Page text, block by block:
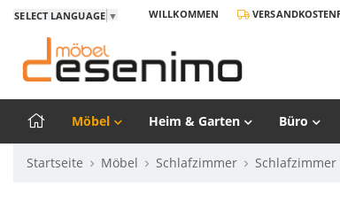
SELECT LANGUAGE ▼ WILLKOMMEN
Möbel Heim & Garten Büro
Startseite Möbel Schlafzimmer Schlafzimmer